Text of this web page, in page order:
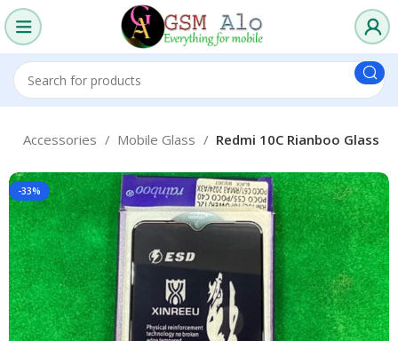
Accessories Mobile Glass Redmi 10C Rianboo Glass
-33%